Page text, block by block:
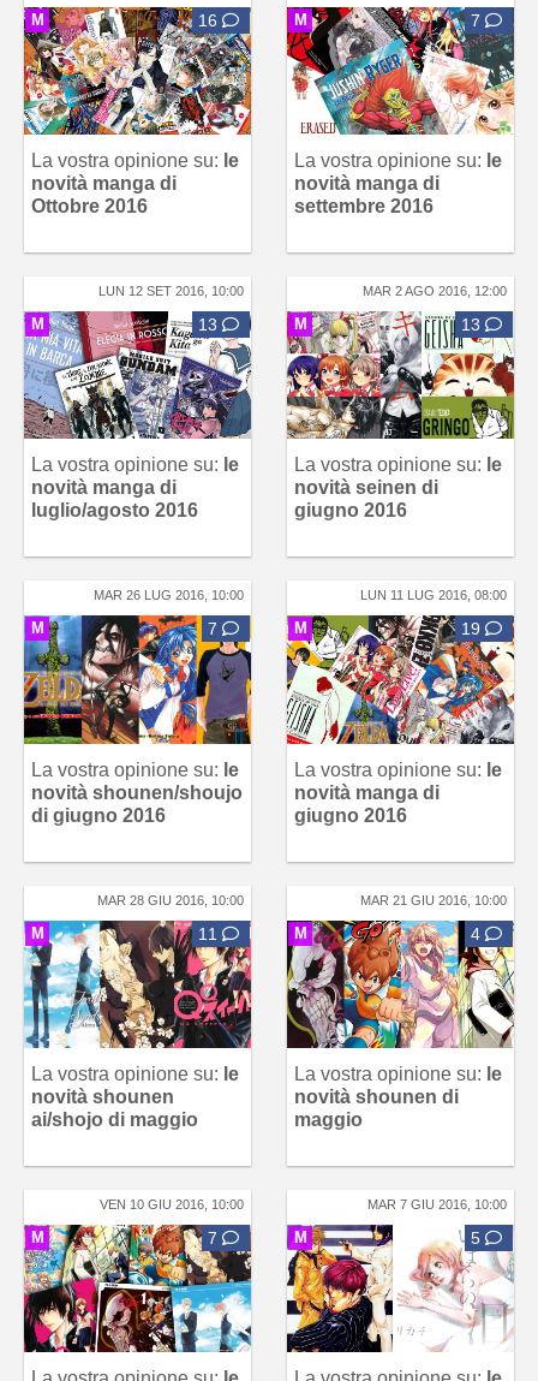
M 16
La vostra opinione su: le
novità manga di
Ottobre 2016
M 7
La vostra opinione su: le
novità manga di
settembre 2016
LUN 12 SET 2016, 10:00
M 13
La vostra opinione su: le
novità manga di
luglio/agosto 2016
MAR 2 AGO 2016, 12:00
M 13
La vostra opinione su: le
novità seinen di
giugno 2016
MAR 26 LUG 2016, 10:00
M 7
La vostra opinione su: le
novità shounen/shoujo
di giugno 2016
LUN 11 LUG 2016, 08:00
M 19
La vostra opinione su: le
novità manga di
giugno 2016
MAR 28 GIU 2016, 10:00
M 11
La vostra opinione su: le
novità shounen
ai/shojo di maggio
MAR 21 GIU 2016, 10:00
M 4
La vostra opinione su: le
novità shounen di
maggio
VEN 10 GIU 2016, 10:00
M 7
MAR 7 GIU 2016, 10:00
M 5